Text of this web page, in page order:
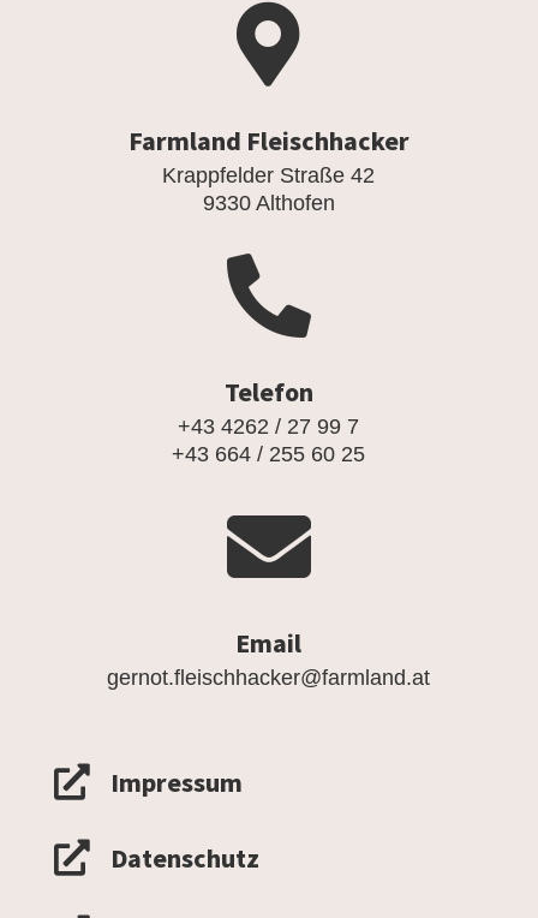

Farmland Fleischhacker
Krappfelder Straße 42
9330 Althofen

Telefon
+43 4262 / 27 99 7
+43 664 / 255 60 25

Email
gernot.fleischhacker@farmland.at
 Impressum
 Datenschutz